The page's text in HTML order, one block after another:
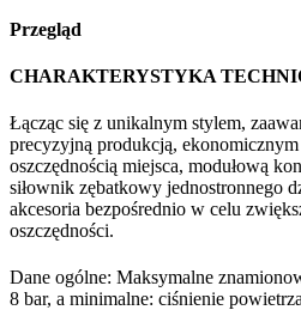
Przegląd
CHARAKTERYSTYKA
Łącząc się z unikalnym stylem,
precyzyjną produkcją,
oszczędnością miejsca, modułową
siłownik zębatkowy jednostronnego
akcesoria bezpośrednio w celu
oszczędności.
Dane ogólne: Maksymalne
8 bar, a minimalne: ciśnienie